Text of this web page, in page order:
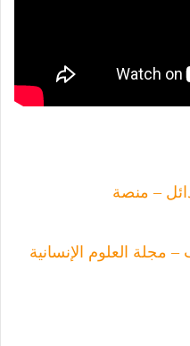
– منصة
مجلة العلوم الإنسانية